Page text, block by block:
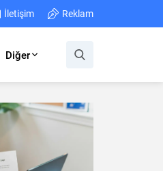
İletişim Reklam
Diğer